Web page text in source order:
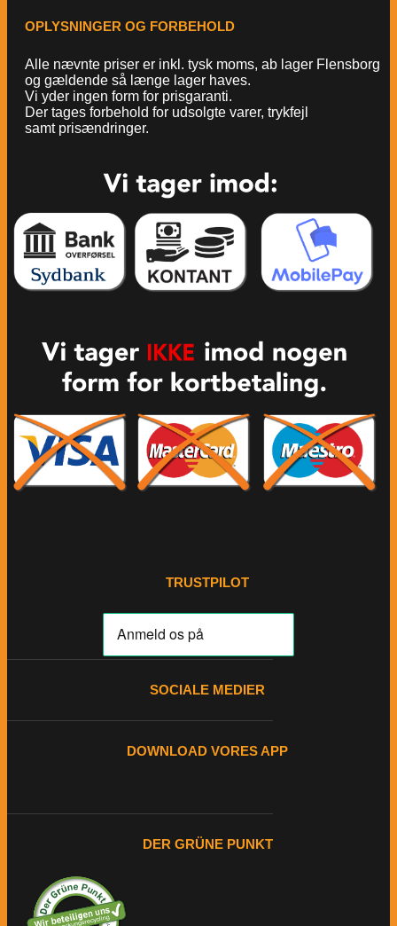
OPLYSNINGER OG FORBEHOLD
Alle nævnte priser er inkl. tysk moms, ab lager Flensborg
og gældende så længe lager haves.
Vi yder ingen form for prisgaranti.
Der tages forbehold for udsolgte varer, trykfejl
samt prisændringer.
TRUSTPILOT
SOCIALE MEDIER
DOWNLOAD VORES APP
DER GRÜNE PUNKT